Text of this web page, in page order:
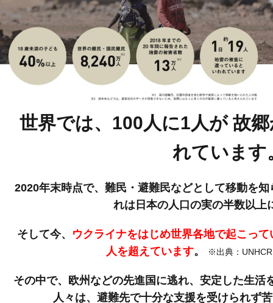
世界では、100人に1人が故郷
れています
2020年末時点で、難民・避難民などとして移動を
れは日本の人口の実の半数以上
そして今、 ウクライナをはじめ世界各地で起こっ
人を超えています。 ※出典：
その中で、欧州などの先進国に逃れ、安定した生活
人々は、避難先で十分な支援を受けられず